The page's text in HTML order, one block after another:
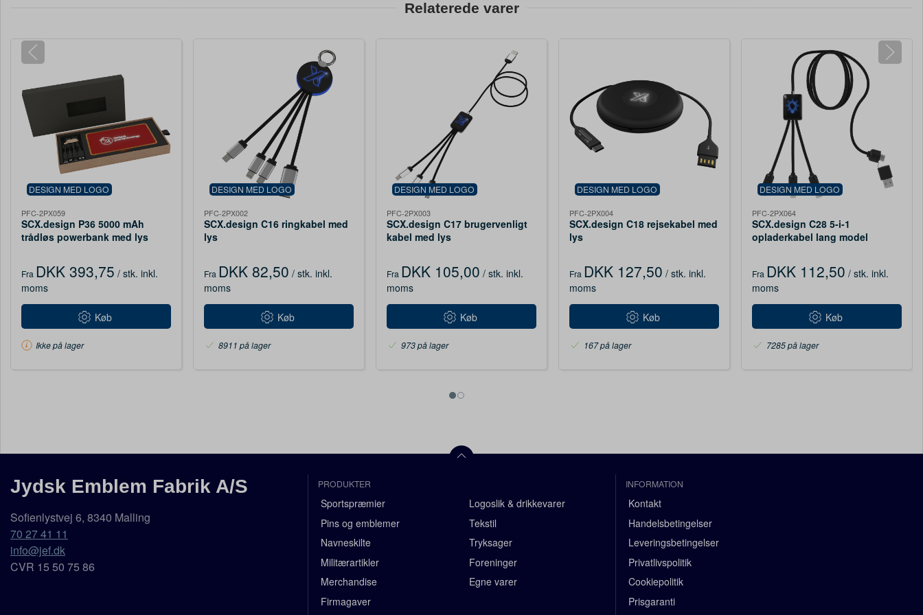
Relaterede varer
DESIGN MED LOGO
PFC-2PX059
SCX.design P36 5000 mAh
trådløs powerbank med lys
Fra DKK 393,75 / stk. inkl.
moms
Køb
Ikke på lager
DESIGN MED LOGO
PFC-2PX002
SCX.design C16 ringkabel med
lys
Fra DKK 82,50 / stk. inkl.
moms
Køb
8911 på lager
DESIGN MED LOGO
PFC-2PX003
SCX.design C17 brugervenligt
kabel med lys
Fra DKK 105,00 / stk. inkl.
moms
Køb
973 på lager
DESIGN MED LOGO
PFC-2PX004
SCX.design C18 rejsekabel med
lys
Fra DKK 127,50 / stk. inkl.
moms
Køb
167 på lager
DESIGN MED LOGO
PFC-2PX064
SCX.design C28 5-i-1
opladerkabel lang model
Fra DKK 112,50 / stk. inkl.
moms
Køb
7285 på lager
Jydsk Emblem Fabrik A/S
Sofienlystvej 6, 8340 Malling
70 27 41 11
info@jef.dk
CVR 15 50 75 86
PRODUKTER
Sportspræmier
Pins og emblemer
Navneskilte
Militærartikler
Merchandise
Firmagaver
Logoslik & drikkevarer
Tekstil
Tryksager
Foreninger
Egne varer
INFORMATION
Kontakt
Handelsbetingelser
Leveringsbetingelser
Privatlivspolitik
Cookiepolitik
Prisgaranti